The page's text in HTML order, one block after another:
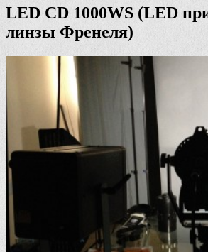
LED CD 1000WS (LED
линзы Френеля)